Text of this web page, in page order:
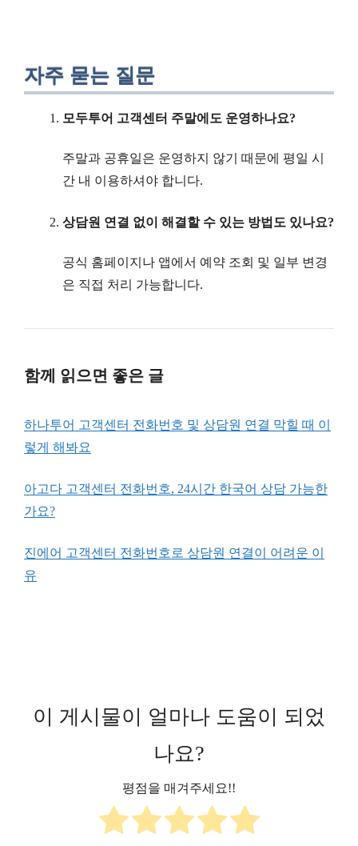
자주 묻는 질문
모두투어 고객센터 주말에도 운영하나요?
주말과 공휴일은 운영하지 않기 때문에 평일 시
간 내 이용하셔야 합니다.
상담원 연결 없이 해결할 수 있는 방법도 있나요?
공식 홈페이지나 앱에서 예약 조회 및 일부 변경
은 직접 처리 가능합니다.
함께 읽으면 좋은 글
하나투어 고객센터 전화번호 및 상담원 연결 막힐 때 이
렇게 해봐요
아고다 고객센터 전화번호, 24시간 한국어 상담 가능한
가요?
진에어 고객센터 전화번호로 상담원 연결이 어려운 이
유
이 게시물이 얼마나 도움이 되었
나요?
평점을 매겨주세요!!